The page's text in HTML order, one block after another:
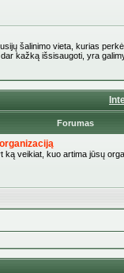
šalinimo vieta, kurias
kažką išsisaugoti, yra
Forumas
veikiat, kuo artima jūsų